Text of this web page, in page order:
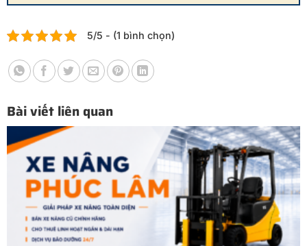
5/5 - (1 bình chọn)
Bài viết liên quan